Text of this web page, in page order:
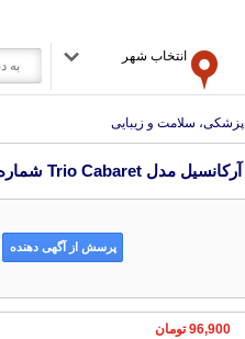
انتخاب شهر
پزشکی، سلامت و زیبایی
پرسش از آگهی دهنده
96,900 تومان